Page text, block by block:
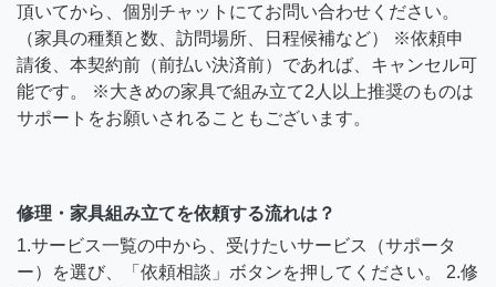
頂いてから、個別チャットにてお問い合わせください。
（家具の種類と数、訪問場所、日程候補など） ※依頼申
請後、本契約前（前払い決済前）であれば、キャンセル可
能です。 ※大きめの家具で組み立て2人以上推奨のものは
サポートをお願いされることもございます。
修理・家具組み立てを依頼する流れは？
1.サービス一覧の中から、受けたいサービス（サポータ
ー）を選び、「依頼相談」ボタンを押してください。 2.修